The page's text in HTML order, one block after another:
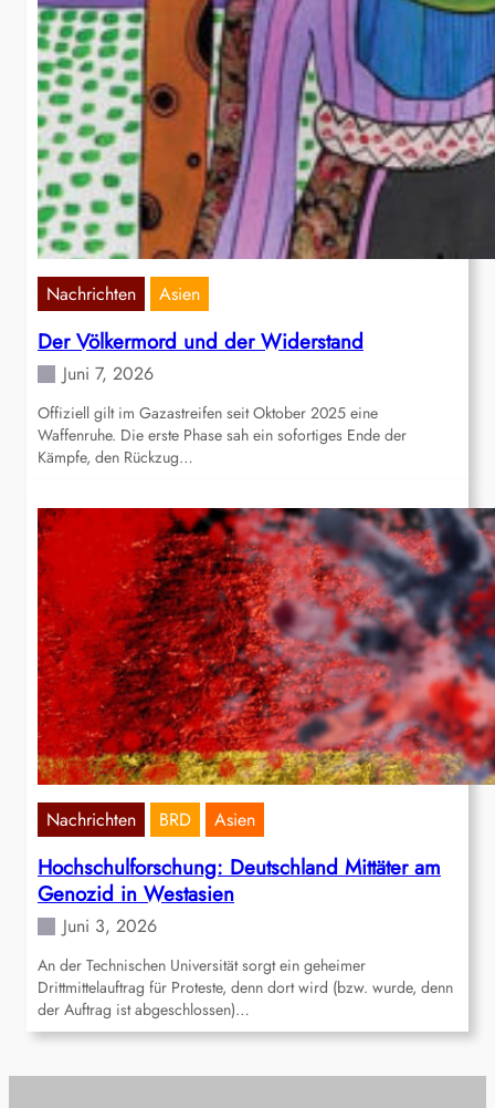
Nachrichten Asien
Der Völkermord und der Widerstand
Juni 7, 2026
Offiziell gilt im Gazastreifen seit Oktober 2025 eine
Waffenruhe. Die erste Phase sah ein sofortiges Ende der
Kämpfe, den Rückzug…
Nachrichten BRD Asien
Hochschulforschung: Deutschland Mittäter am
Genozid in Westasien
Juni 3, 2026
An der Technischen Universität sorgt ein geheimer
Drittmittelauftrag für Proteste, denn dort wird (bzw. wurde, denn
der Auftrag ist abgeschlossen)…